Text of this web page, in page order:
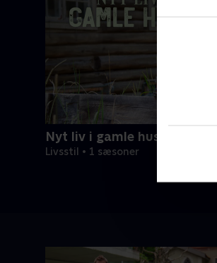
Nyt liv i gamle huse
Livsstil • 1 sæsoner